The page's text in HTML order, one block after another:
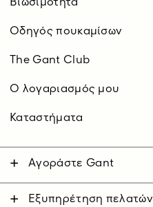
Βιωσιμότητα
Οδηγός πουκαμίσων
The Gant Club
O λογαριασμός μου
Καταστήματα
Αγοράστε Gant
ΓυναίκαΕξυπηρέτηση πελατών